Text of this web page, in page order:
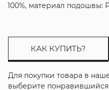
100%, материал подошвы:
КАК КУПИТЬ?
Для покупки товара в
выберите понравившийся